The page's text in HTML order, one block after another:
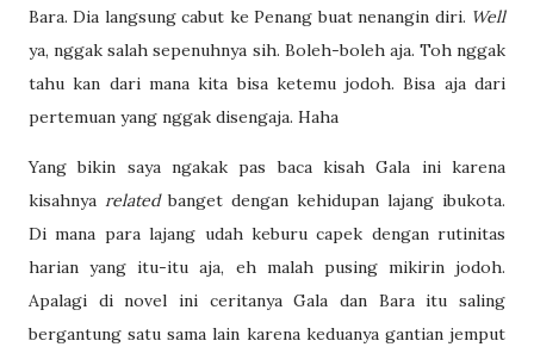
Bara. Dia langsung cabut ke Penang buat nenangin diri. Well
ya, nggak salah sepenuhnya sih. Boleh-boleh aja. Toh nggak
tahu kan dari mana kita bisa ketemu jodoh. Bisa aja dari
pertemuan yang nggak disengaja. Haha
Yang bikin saya ngakak pas baca kisah Gala ini karena
kisahnya relatedbanget dengan kehidupan lajang ibukota.
Di mana para lajang udah keburu capek dengan rutinitas
harian yang itu-itu aja, eh malah pusing mikirin jodoh.
Apalagi di novel ini ceritanya Gala dan Bara itu saling
bergantung satu sama lain karena keduanya gantian jemput